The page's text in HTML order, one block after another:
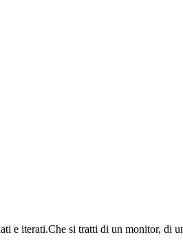
e iterati.Che si tratti di un monitor, di